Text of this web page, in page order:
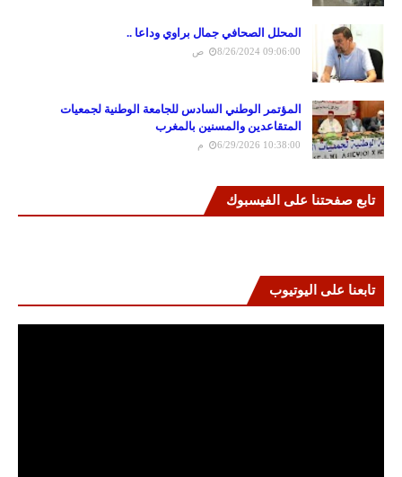
المحلل الصحافي جمال براوي وداعا ..
8/26/2024 09:06:00 ص
المؤتمر الوطني السادس للجامعة الوطنية لجمعيات
المتقاعدين والمسنين بالمغرب
6/29/2026 10:38:00 م
تابع صفحتنا على الفيسبوك
تابعنا على اليوتيوب